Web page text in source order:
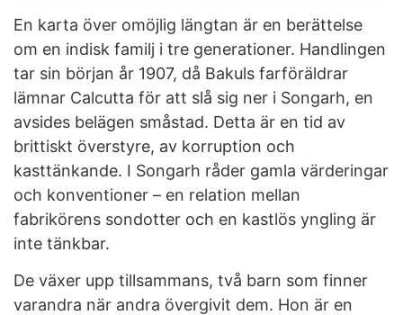
En karta över omöjlig längtan är en berättelse
om en indisk familj i tre generationer. Handlingen
tar sin början år 1907, då Bakuls farföräldrar
lämnar Calcutta för att slå sig ner i Songarh, en
avsides belägen småstad. Detta är en tid av
brittiskt överstyre, av korruption och
kasttänkande. I Songarh råder gamla värderingar
och konventioner – en relation mellan
fabrikörens sondotter och en kastlös yngling är
inte tänkbar.
De växer upp tillsammans, två barn som finner
varandra när andra övergivit dem. Hon är en